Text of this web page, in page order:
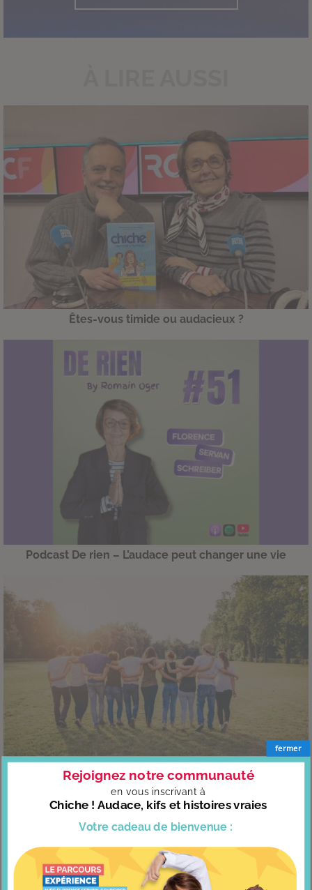
Êtes-vous timide ou audacieux ?
Podcast De rien – L’audace peut changer une vie
Un cours d’amitié, ça existe ?
Votre cadeaude bienvenue :
Rejoignez notre communauté
en vous inscrivant à
Chiche ! Audace, kifs et histoires vraies
fermer